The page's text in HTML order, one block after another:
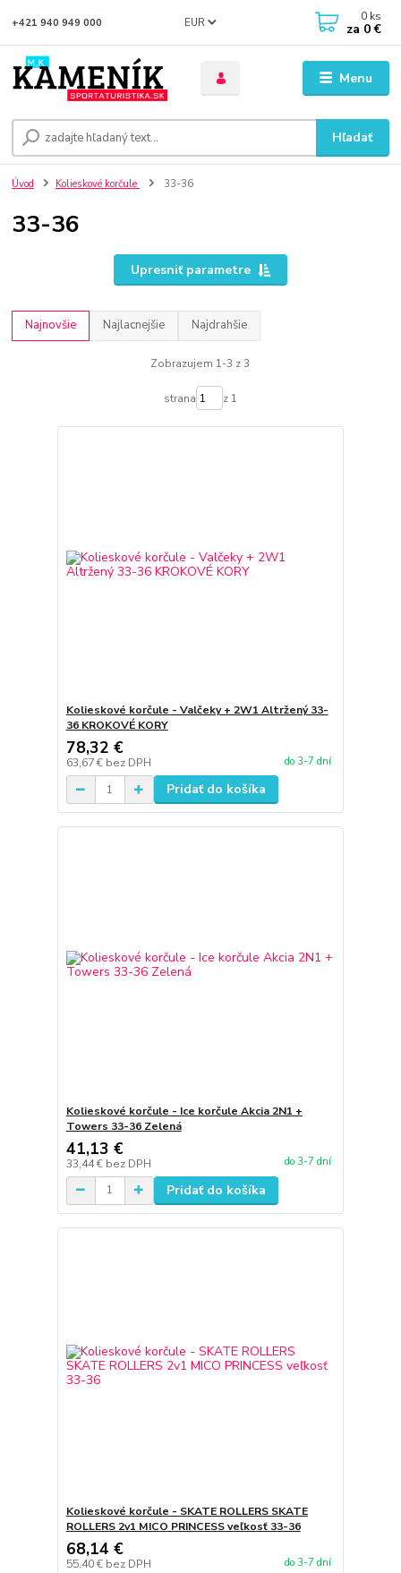
Menu
EUR
Hľadať
+421 940 949 000 0 ks
za 0 €
Úvod Kolieskové korčule 33-36
33-36
Upresniť parametre
Najnovšie Najlacnejšie Najdrahšie
Zobrazujem 1-3 z 3
strana z 1
Kolieskové korčule - Valčeky + 2W1 Altržený 33-
36 KROKOVÉ KORY
78,32 €
63,67 € bez DPH do 3-7 dní
Pridať do košíka
Kolieskové korčule - Ice korčule Akcia 2N1 +
Towers 33-36 Zelená
41,13 €
33,44 € bez DPH do 3-7 dní
Pridať do košíka
Kolieskové korčule - SKATE ROLLERS SKATE
ROLLERS 2v1 MICO PRINCESS veľkosť 33-36
68,14 €
55,40 € bez DPH do 3-7 dní